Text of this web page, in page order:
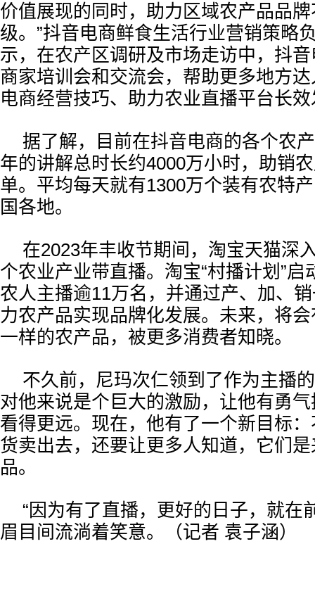
价值展现的同时，助力区域农产品品
级。”抖音电商鲜食生活行业营销策略
示，在农产区调研及市场走访中，抖
商家培训会和交流会，帮助更多地方
电商经营技巧、助力农业直播平台长
据了解，目前在抖音电商的各个农
年的讲解总时长约4000万小时，助销
单。平均每天就有1300万个装有农特
国各地。
在2023年丰收节期间，淘宝天猫深
个农业产业带直播。淘宝“村播计划”启
农人主播逾11万名，并通过产、加、
力农产品实现品牌化发展。未来，将
一样的农产品，被更多消费者知晓。
不久前，尼玛次仁领到了作为主播
对他来说是个巨大的激励，让他有勇
看得更远。现在，他有了一个新目标
货卖出去，还要让更多人知道，它们
品。
“因为有了直播，更好的日子，就在
眉目间流淌着笑意。（记者 袁子涵）